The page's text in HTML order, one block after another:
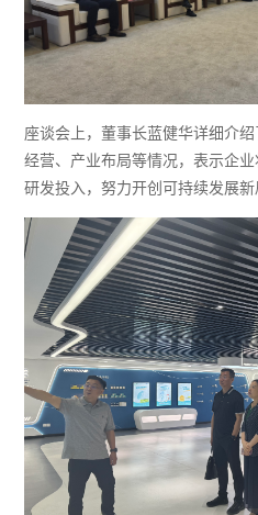
座谈会上，董事长蓝健华详细介
经营、产业布局等情况，表示企
研发投入，努力开创可持续发展新